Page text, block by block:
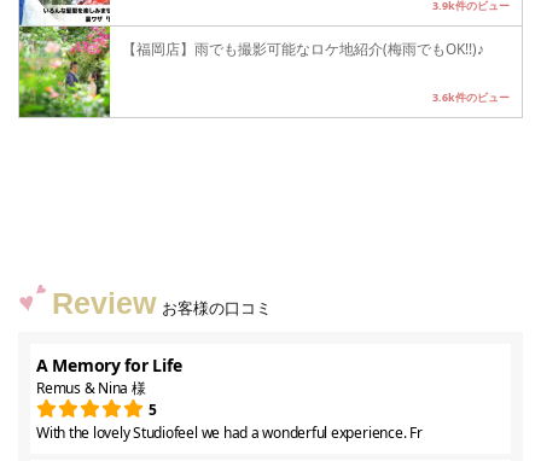
3.9k件のビュー
【福岡店】雨でも撮影可能なロケ地紹介(梅雨でもOK!!)♪
3.6k件のビュー
Review お客様の口コミ
A Memory for Life
Remus & Nina 様
5
With the lovely Studiofeel we had a wonderful experience. Fr